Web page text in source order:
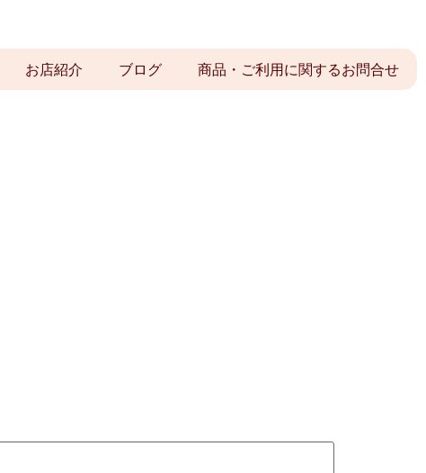
お店紹介 ブログ 商品・ご利用に関するお問合せ